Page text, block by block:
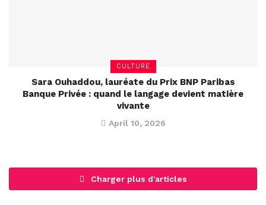
CULTURE
Sara Ouhaddou, lauréate du Prix BNP Paribas
Banque Privée : quand le langage devient matière
vivante
April 10, 2026
Charger plus d'articles